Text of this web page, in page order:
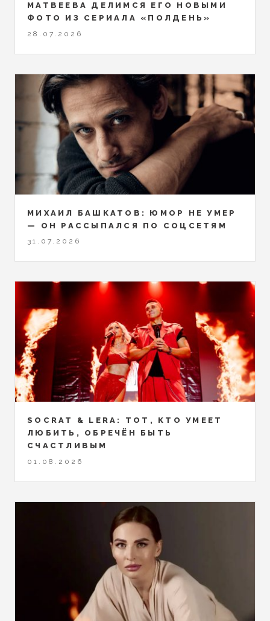
МАТВЕЕВА ДЕЛИМСЯ ЕГО НОВЫМИ
ФОТО ИЗ СЕРИАЛА «ПОЛДЕНЬ»
28.07.2026
МИХАИЛ БАШКАТОВ: ЮМОР НЕ УМЕР
— ОН РАССЫПАЛСЯ ПО СОЦСЕТЯМ
31.07.2026
SOCRAT & LERA: ТОТ, КТО УМЕЕТ
ЛЮБИТЬ, ОБРЕЧЁН БЫТЬ
СЧАСТЛИВЫМ
01.08.2026